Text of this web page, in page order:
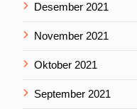
Desember 2021
November 2021
Oktober 2021
September 2021